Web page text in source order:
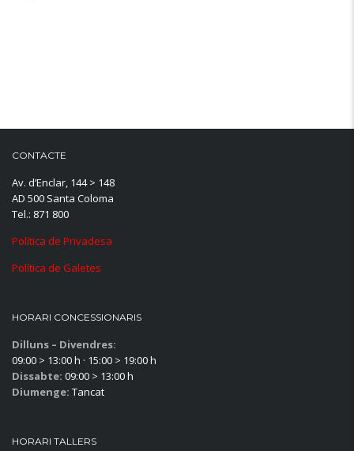
CONTACTE
Av. d’Enclar, 144 > 148
AD 500 Santa Coloma
Tel.: 871 800
Política de Privadesa
Política de Galetes
HORARI CONCESSIONARIS
Dilluns – Divendres:
09:00 > 13:00 h · 15:00 > 19:00 h
Dissabte: 09:00 > 13:00 h
Diumenge: Tancat
HORARI TALLERS